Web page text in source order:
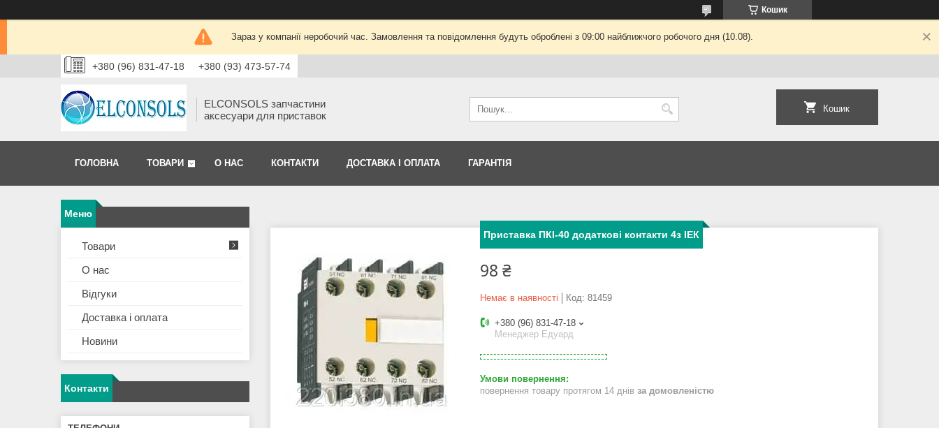
Кошик
Зараз у компанії неробочий час. Замовлення та повідомлення будуть оброблені з 09:00 найближчого робочого дня (10.08).
+380 (96) 831-47-18 +380 (93) 473-57-74
ELCONSOLS запчастини
аксесуари для приставок
Кошик
ГОЛОВНА ТОВАРИ О НАС КОНТАКТИ ДОСТАВКА І ОПЛАТА ГАРАНТІЯ
Приставка ПКІ-40 додаткові контакти 4з ІЕК
98 ₴
Немає в наявності Код: 81459
+380 (96) 831-47-18
Менеджер Едуард
повернення товару протягом 14 днів за домовленістю
Товари
О нас
Відгуки
Доставка і оплата
Новини
Контакти